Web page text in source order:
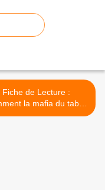
Fiche de Lecture :
la mafia du tabac
manipule- M Lomazzi